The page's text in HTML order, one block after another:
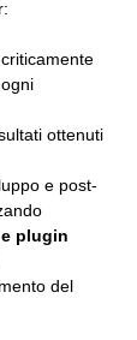
ottenuti
e post-
plugin
del